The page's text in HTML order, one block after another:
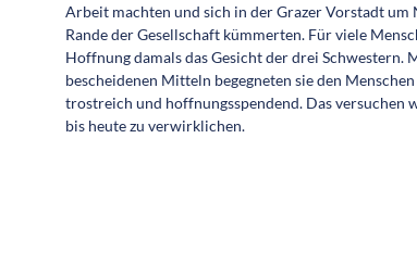
Arbeit machten und sich in der Grazer Vorstadt um
Rande der Gesellschaft kümmerten. Für viele
Hoffnung damals das Gesicht der drei Schwestern.
bescheidenen Mitteln begegneten sie den
trostreich und hoffnungsspendend. Das versuchen
bis heute zu verwirklichen.